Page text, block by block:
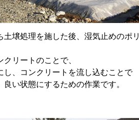
壌処理を施した後、湿気止めのポリ
リートのことで、
し、コンクリートを流し込むことで
い状態にするための作業です。